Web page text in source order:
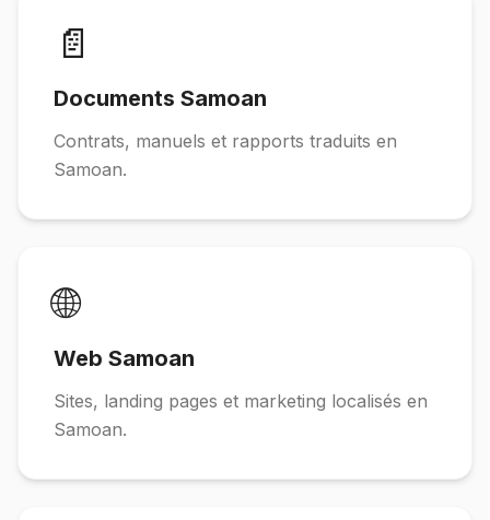
📄
Documents Samoan
Contrats, manuels et rapports traduits en
Samoan.
🌐
Web Samoan
Sites, landing pages et marketing localisés en
Samoan.